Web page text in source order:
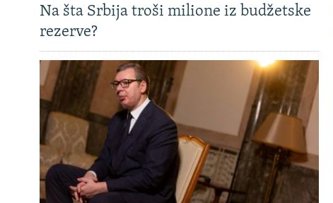
Na šta Srbija troši milione iz budžetske
rezerve?